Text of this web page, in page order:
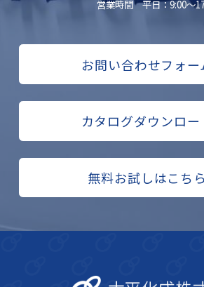
営業時間 平日：9:00〜
お問い合わせフォー
カタログダウンロー
無料お試しはこちら